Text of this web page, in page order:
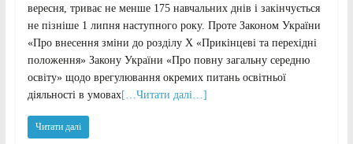
вересня, триває не менше 175 навчальних днів і закінчується
не пізніше 1 липня наступного року. Проте Законом України
«Про внесення зміни до розділу X «Прикінцеві та перехідні
положення» Закону України «Про повну загальну середню
освіту» щодо врегулювання окремих питань освітньої
діяльності в умовах[…Читати далі…]
Читати далі